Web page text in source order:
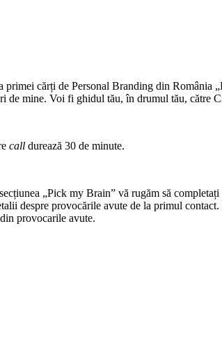
cărți de Personal Branding din România
de mine. Voi fi ghidul tău, în drumul tău,
call durează 30 de minute.
„Pick my Brain” vă rugăm să completați
despre provocările avute de la primul
provocarile avute.